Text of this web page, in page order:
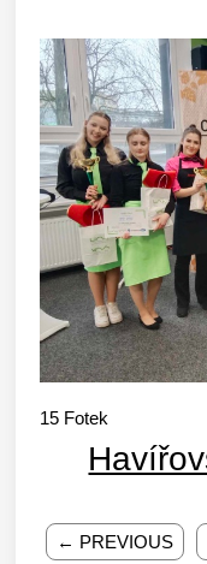
15 Fotek
← PREVIOUS